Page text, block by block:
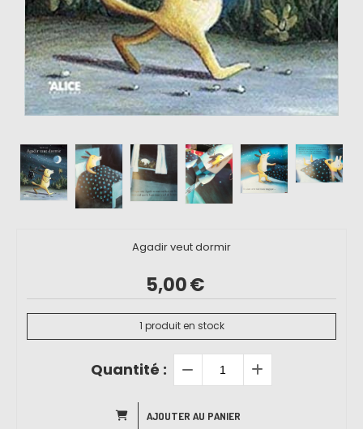
Agadir veut dormir
5,00€
1 produit en stock
Quantité :
AJOUTER AU PANIER